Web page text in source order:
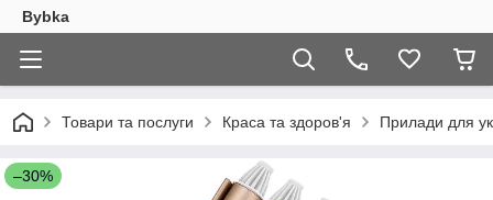
Bybka
Товари та послуги Краса та здоров'я Прилади для
–30%